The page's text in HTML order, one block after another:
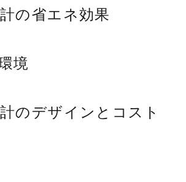
の省エネ効果
境
のデザインとコスト